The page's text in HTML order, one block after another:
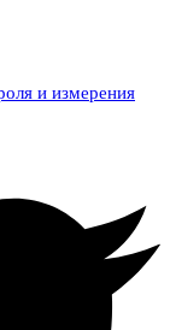
и измерения